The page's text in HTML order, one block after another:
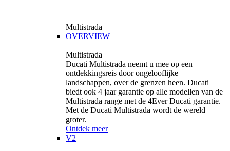
Multistrada
OVERVIEW
Multistrada
Ducati Multistrada neemt u mee op een
ontdekkingsreis door ongelooflijke
landschappen, over de grenzen heen. Ducati
biedt ook 4 jaar garantie op alle modellen van de
Multistrada range met de 4Ever Ducati garantie.
Met de Ducati Multistrada wordt de wereld
groter.
Ontdek meer
V2